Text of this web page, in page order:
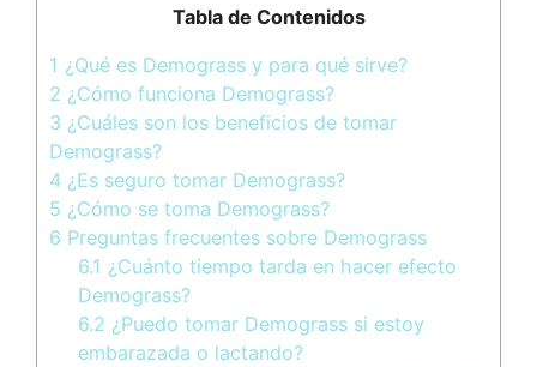
Tabla de Contenidos
1 ¿Qué es Demograss y para qué sirve?
2 ¿Cómo funciona Demograss?
3 ¿Cuáles son los beneficios de tomar
Demograss?
4 ¿Es seguro tomar Demograss?
5 ¿Cómo se toma Demograss?
6 Preguntas frecuentes sobre Demograss
6.1 ¿Cuánto tiempo tarda en hacer efecto
Demograss?
6.2 ¿Puedo tomar Demograss si estoy
embarazada o lactando?